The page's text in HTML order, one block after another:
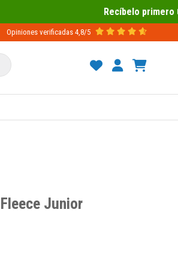
Recíbelo primero 📦 Paga después
Opiniones verificadas 4,8/5
Junior